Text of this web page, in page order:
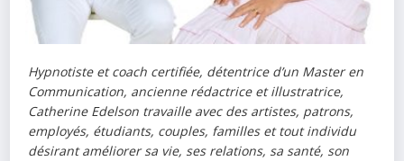
Hypnotiste et coach certifiée, détentrice d’un Master en
Communication, ancienne rédactrice et illustratrice,
Catherine Edelson travaille avec des artistes, patrons,
employés, étudiants, couples, familles et tout individu
désirant améliorer sa vie, ses relations, sa santé, son